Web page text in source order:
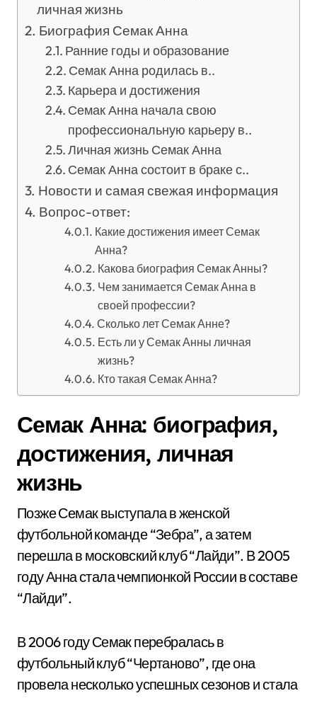
личная жизнь
Биография Семак Анна
Ранние годы и образование
Семак Анна родилась в..
Карьера и достижения
Семак Анна начала свою
профессиональную карьеру в..
Личная жизнь Семак Анна
Семак Анна состоит в браке с..
Новости и самая свежая информация
Вопрос-ответ:
Какие достижения имеет Семак
Анна?
Какова биография Семак Анны?
Чем занимается Семак Анна в
своей профессии?
Сколько лет Семак Анне?
Есть ли у Семак Анны личная
жизнь?
Кто такая Семак Анна?
Семак Анна: биография,
достижения, личная
жизнь
Позже Семак выступала в женской
футбольной команде “Зебра”, а затем
перешла в московский клуб “Лайди”. В 2005
году Анна стала чемпионкой России в составе
“Лайди”.
В 2006 году Семак перебралась в
футбольный клуб “Чертаново”, где она
провела несколько успешных сезонов и стала